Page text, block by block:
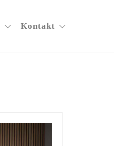
Kontakt